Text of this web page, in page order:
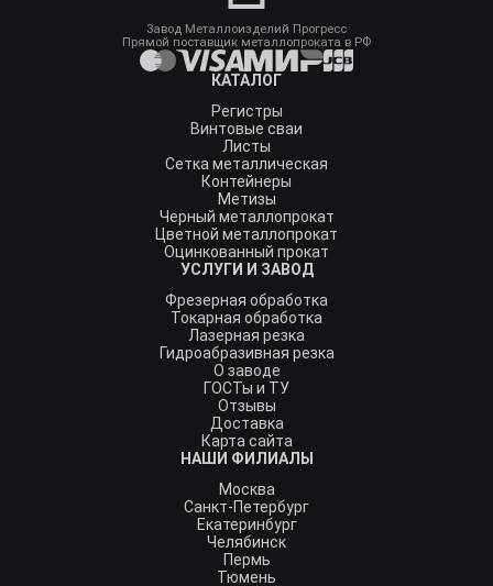
Завод Металлоизделий Прогресс
Прямой поставщик металлопроката в РФ
КАТАЛОГ
Регистры
Винтовые сваи
Листы
Сетка металлическая
Контейнеры
Метизы
Черный металлопрокат
Цветной металлопрокат
Оцинкованный прокат
УСЛУГИ И ЗАВОД
Фрезерная обработка
Токарная обработка
Лазерная резка
Гидроабразивная резка
О заводе
ГОСТы и ТУ
Отзывы
Доставка
Карта сайта
НАШИ ФИЛИАЛЫ
Москва
Санкт-Петербург
Екатеринбург
Челябинск
Пермь
Тюмень